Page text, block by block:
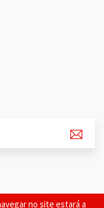
no site estará a
reservados.